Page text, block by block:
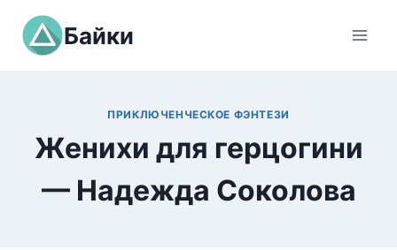
Перейти
содержимому
Байки
ПРИКЛЮЧЕНЧЕСКОЕ ФЭНТЕЗИ
Женихи для герцогини
— Надежда Соколова